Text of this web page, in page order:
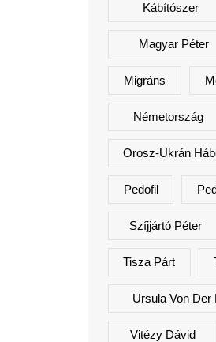
Kábítószer
Magyar Péter
Migráns
Németország
Orosz-Ukrán
Pedofil
Szíjjártó Péter
Tisza Párt
Ursula Von Der
Vitézy Dávid